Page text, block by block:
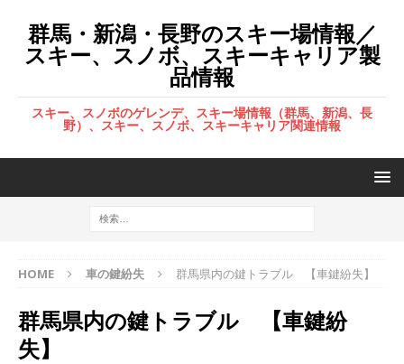
群馬・新潟・長野のスキー場情報／
スキー、スノボ、スキーキャリア製
品情報
スキー、スノボのゲレンデ、スキー場情報（群馬、新潟、長
野）、スキー、スノボ、スキーキャリア関連情報
HOME 車の鍵紛失 群馬県内の鍵トラブル 【車鍵紛失】
群馬県内の鍵トラブル 【車鍵紛
失】